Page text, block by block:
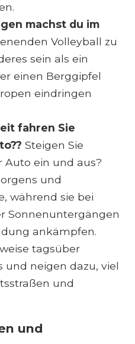
machst du im
Volleyball zu
sein als ein
einen Berggipfel
eindringen
fahren Sie
Steigen Sie
ein und aus?
und
während sie bei
Sonnenuntergängen
ankämpfen.
tagsüber
neigen dazu, viel
und
und